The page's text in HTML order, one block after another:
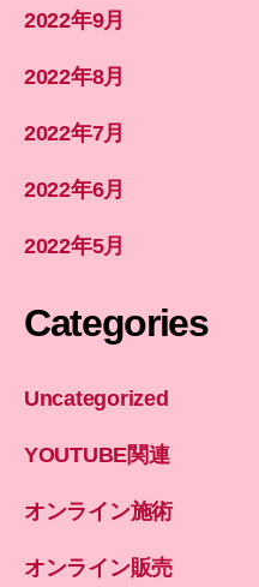
2022年9月
2022年8月
2022年7月
2022年6月
2022年5月
Categories
Uncategorized
YOUTUBE関連
オンライン施術
オンライン販売